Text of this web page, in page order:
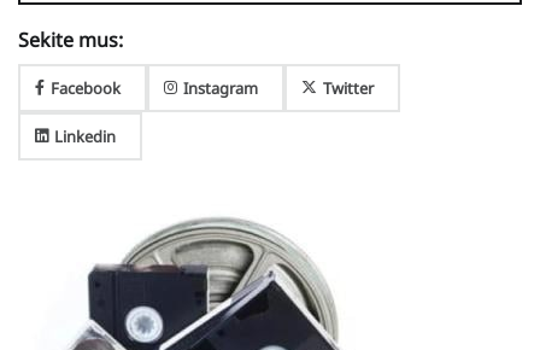
Sekite mus:
Facebook Instagram Twitter
Linkedin